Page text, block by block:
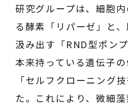
研究グループは、細胞
る酵素「リパーゼ」と
汲み出す「RND型ポン
本来持っている遺伝子
「セルフクローニング
た。これにより、微細